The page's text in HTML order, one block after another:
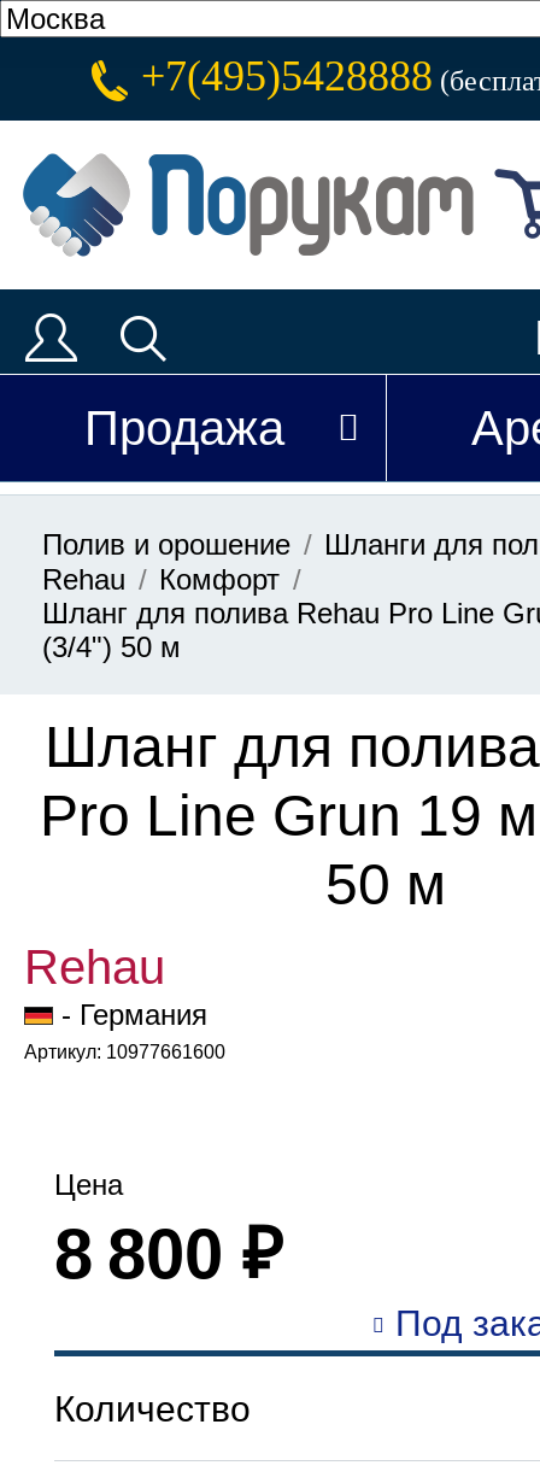
+7(495)5428888
Продажа
Полив и орошение
Шланги для
Rehau
Комфорт
Шланг для полива Rehau Pro Line
(3/4ʺ) 50 м
Шланг для
Pro Line Grun 19
50 м
Rehau
- Германия
Артикул: 10977661600
Цена
8 800 ₽
Под
Количество